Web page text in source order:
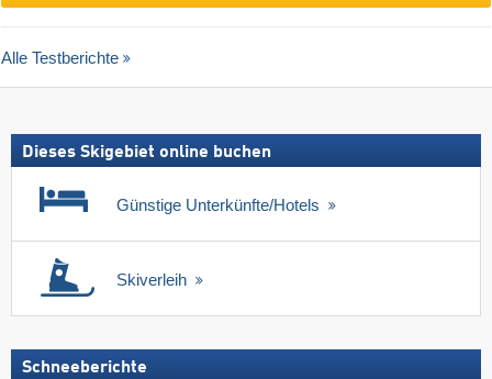
Alle Testberichte
Dieses Skigebiet online buchen
Günstige Unterkünfte/Hotels
Skiverleih
Schneeberichte